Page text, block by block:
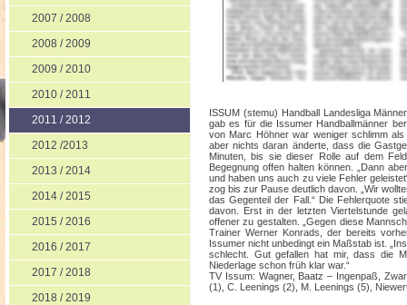
2007 / 2008
2008 / 2009
2009 / 2010
2010 / 2011
2011 / 2012
2012 /2013
2013 / 2014
2014 / 2015
2015 / 2016
2016 / 2017
2017 / 2018
2018 / 2019
ISSUM (stemu) Handball Landesliga
gab es für die Issumer Handballmänner
von Marc Höhner war weniger schlimm
aber nichts daran änderte, dass die
Minuten, bis sie dieser Rolle auf dem
Begegnung offen halten können. „Dann
und haben uns auch zu viele Fehler
zog bis zur Pause deutlich davon. „Wir
das Gegenteil der Fall.“ Die Fehlerquote
davon. Erst in der letzten Viertelstunde
offener zu gestalten. „Gegen diese
Trainer Werner Konrads, der bereits
Issumer nicht unbedingt ein Maßstab ist.
schlecht. Gut gefallen hat mir, dass die
Niederlage schon früh klar war.“
TV Issum: Wagner, Baatz – Ingenpaß,
(1), C. Leenings (2), M. Leenings (5),